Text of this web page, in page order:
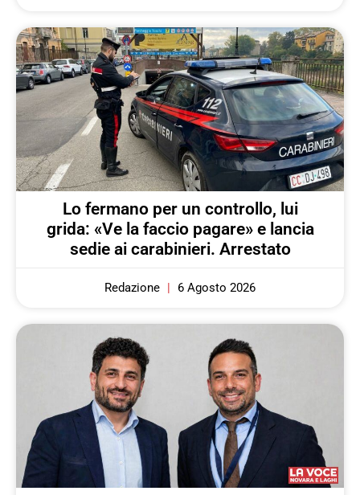
Lo fermano per un controllo, lui
grida: «Ve la faccio pagare» e lancia
sedie ai carabinieri. Arrestato
Redazione 6 Agosto 2026